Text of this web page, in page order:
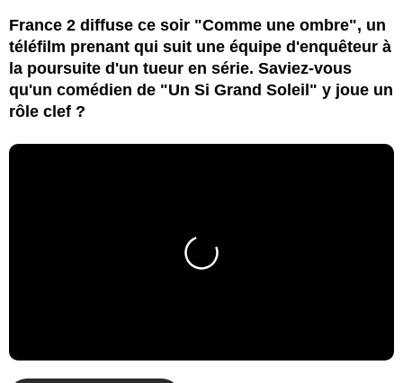
France 2 diffuse ce soir "Comme une ombre", un
téléfilm prenant qui suit une équipe d'enquêteur à
la poursuite d'un tueur en série. Saviez-vous
qu'un comédien de "Un Si Grand Soleil" y joue un
rôle clef ?